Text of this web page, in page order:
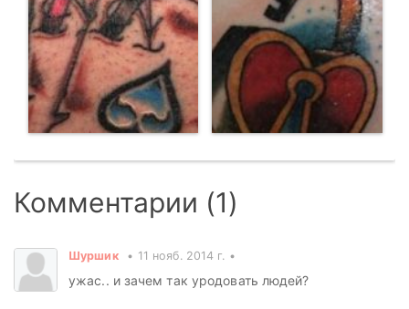
Комментарии (1)
Шуршик 11 нояб. 2014 г.
ужас.. и зачем так уродовать людей?